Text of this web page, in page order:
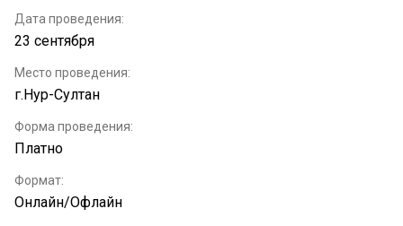
Дата проведения:
23 сентября
Место проведения:
г.Нур-Султан
Форма проведения:
Платно
Формат:
Онлайн/Офлайн